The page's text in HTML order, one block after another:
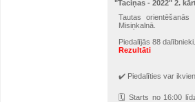
"Taciņas - 2022" 2.
Tautas
Misiņkalnā.
Piedalījās 88 dalībnieki.
Rezultāti
✔️ Piedalīties var
🗓 Starts no 16:00